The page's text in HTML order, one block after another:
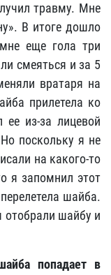
травму. Мне
В итоге дошло
еще гола три
смеяться и за 5
вратаря на
прилетела ко
из-за лицевой
поскольку я не
на какого-то
я запомнил этот
шайба.
отобрали шайбу и
попадает в